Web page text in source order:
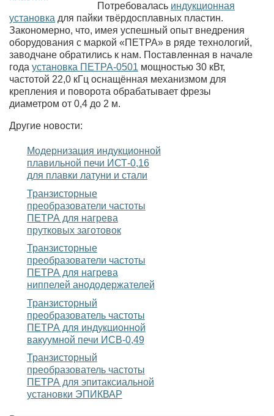
Потребовалась индукционная
установка для пайки твёрдосплавных пластин.
Закономерно, что, имея успешный опыт внедрения
оборудования с маркой «ПЕТРА» в ряде технологий,
заводчане обратились к нам. Поставленная в начале
года установка ПЕТРА-0501 мощностью 30 кВт,
частотой 22,0 кГц оснащённая механизмом для
крепления и поворота обрабатывает фрезы
диаметром от 0,4 до 2 м.
Другие новости:
Модернизация индукционной
плавильной печи ИСТ-0,16
для плавки латуни и стали
Транзисторные
преобразователи частоты
ПЕТРА для нагрева
прутковых заготовок
Транзисторные
преобразователи частоты
ПЕТРА для нагрева
ниппелей анододержателей
Транзисторный
преобразователь частоты
ПЕТРА для индукционной
вакуумной печи ИСВ-0,49
Транзисторный
преобразователь частоты
ПЕТРА для эпитаксиальной
установки ЭПИКВАР